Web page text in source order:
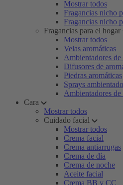
Mostrar todos
Fragancias nicho
Fragancias nicho
Fragancias para el hogar
Mostrar todos
Velas aromáticas
Ambientadores
Difusores de
Piedras aromáticas
Sprays
Ambientadores de
Cara
Mostrar todos
Cuidado facial
Mostrar todos
Crema facial
Crema antiarrugas
Crema de día
Crema de noche
Aceite facial
Crema BB y CC